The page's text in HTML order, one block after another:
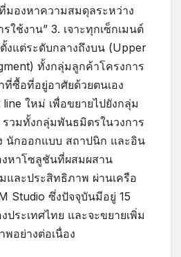
มองหาความสมดุลระหว่าง
ใช้งาน” 3. เจาะทุกเซ็กเมนต์
งแต่ระดับกลางถึงบน (Upper
ทั้งกลุ่มลูกค้าโครงการ
ซื้อที่อยู่อาศัยด้วยตนเอง
ใหม่ เพื่อขยายไปยังกลุ่ม
วมทั้งกลุ่มพันธมิตรในวงการ
นักออกแบบ สถาปนิก และอิน
งหาโซลูชันที่ผสมผสาน
และประสิทธิภาพ ผ่านเครือ
Studio ซึ่งปัจจุบันมีอยู่ 15
ระเทศไทย และจะขยายเพิ่ม
อย่างต่อเนื่อง